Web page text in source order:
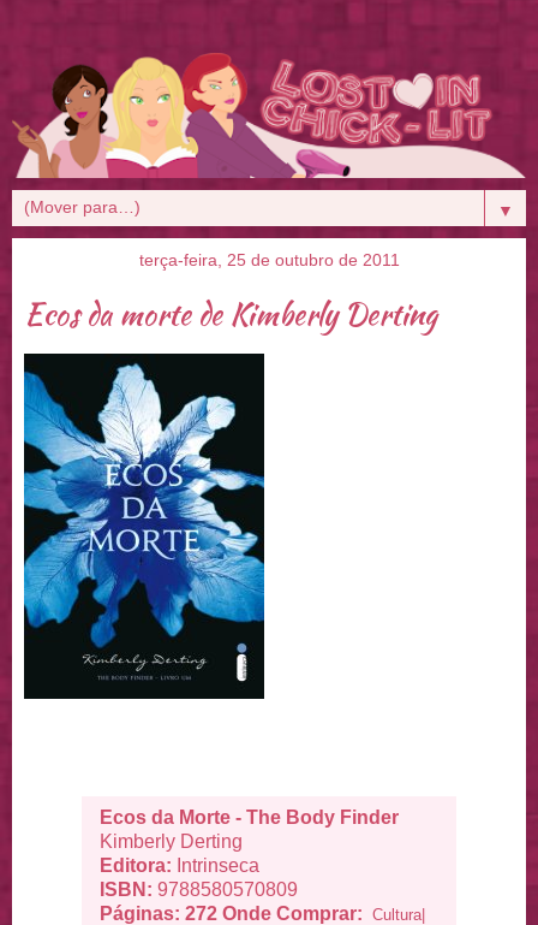
▼
terça-feira, 25 de outubro de 2011
Ecos da morte de Kimberly Derting
Ecos da Morte - The Body Finder
Kimberly Derting
Editora: Intrinseca
ISBN: 9788580570809
Páginas: 272 Onde Comprar: Cultura|